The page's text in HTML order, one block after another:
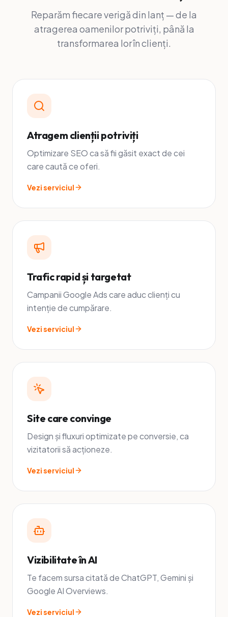
Reparăm fiecare verigă din lanț — de la
atragerea oamenilor potriviți, până la
transformarea lor în clienți.
Atragem clienții potriviți
Optimizare SEO ca să fii găsit exact de cei
care caută ce oferi.
Vezi serviciul
Trafic rapid și targetat
Campanii Google Ads care aduc clienți cu
intenție de cumpărare.
Vezi serviciul
Site care convinge
Design și fluxuri optimizate pe conversie, ca
vizitatorii să acționeze.
Vezi serviciul
Vizibilitate în AI
Te facem sursa citată de ChatGPT, Gemini și
Google AI Overviews.
Vezi serviciul